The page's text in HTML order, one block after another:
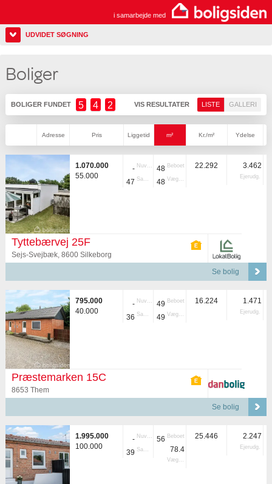
i samarbejde med
UDVIDET SØGNING
Boliger
BOLIGER FUNDET 5 4 2 VIS RESULTATER LISTE GALLERI
Adresse Pris Liggetid m² Kr./m² Ydelse
1.070.000
55.000
- Nuvær.
47 Samlet
48 Beboet
48 Vægtet
22.292 3.462
Ejerudg.
Tyttebærvej 25F
Sejs-Svejbæk, 8600 Silkeborg
Se bolig
795.000
40.000
- Nuvær.
36 Samlet
49 Beboet
49 Vægtet
16.224 1.471
Ejerudg.
Præstemarken 15C
8653 Them
Se bolig
1.995.000
100.000
- Nuvær.
39 Samlet
56 Beboet
78.4
Vægtet
25.446 2.247
Ejerudg.